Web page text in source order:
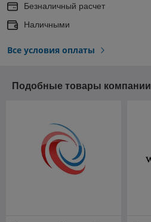
Безналичный расчет
Наличными
Все условия оплаты
Подобные товары компании